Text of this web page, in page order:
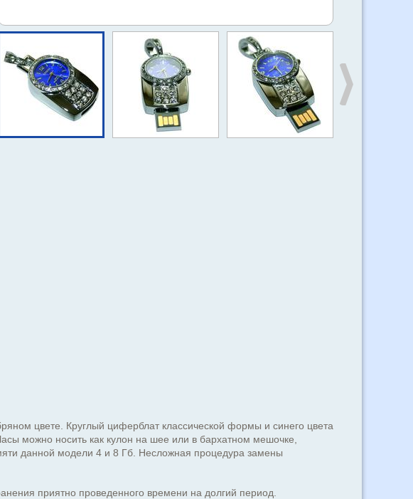
цвете. Круглый циферблат классической формы и синего цвета
можно носить как кулон на шее или в бархатном мешочке,
данной модели 4 и 8 Гб. Несложная процедура замены
приятно проведенного времени на долгий период.